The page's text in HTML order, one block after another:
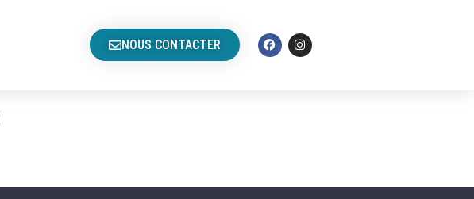
NOUS CONTACTER